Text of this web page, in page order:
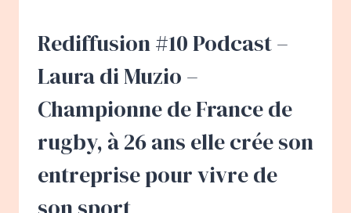
ANS,
À
ANS
Rediffusion #10 Podcast –
Laura di Muzio –
Championne de France de
rugby, à 26 ans elle crée son
entreprise pour vivre de